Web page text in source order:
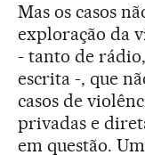
Mas os casos
exploração da
- tanto de
escrita -, que
casos de
privadas e
em questão.